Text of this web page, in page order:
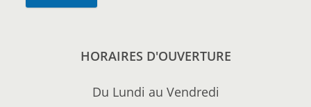
HORAIRES D'OUVERTURE
Du Lundi au Vendredi